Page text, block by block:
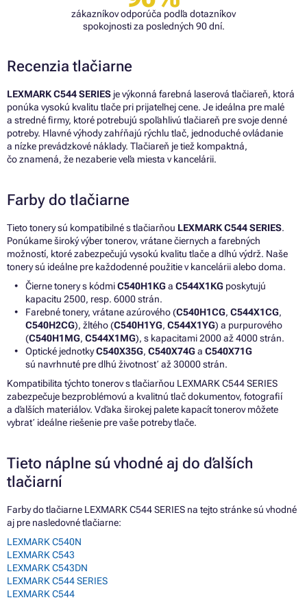
zákazníkov odporúča podľa dotazníkov
spokojnosti za posledných 90 dní.
Recenzia tlačiarne
LEXMARK C544 SERIES je výkonná farebná laserová tlačiareň, ktorá
ponúka vysokú kvalitu tlače pri prijateľnej cene. Je ideálna pre malé
a stredné firmy, ktoré potrebujú spoľahlivú tlačiareň pre svoje denné
potreby. Hlavné výhody zahŕňajú rýchlu tlač, jednoduché ovládanie
a nízke prevádzkové náklady. Tlačiareň je tiež kompaktná,
čo znamená, že nezaberie veľa miesta v kancelárii.
Farby do tlačiarne
Tieto tonery sú kompatibilné s tlačiarňou LEXMARK C544 SERIES.
Ponúkame široký výber tonerov, vrátane čiernych a farebných
možností, ktoré zabezpečujú vysokú kvalitu tlače a dlhú výdrž. Naše
tonery sú ideálne pre každodenné použitie v kancelárii alebo doma.
Čierne tonery s kódmiC540H1KGa C544X1KG poskytujú
kapacitu 2500, resp. 6000 strán.
Farebné tonery, vrátane azúrového (C540H1CG, C544X1CG,
C540H2CG), žltého (C540H1YG, C544X1YG) a purpurového
(C540H1MG, C544X1MG), s kapacitami 2000 až 4000 strán.
Optické jednotkyC540X35G, C540X74Ga C540X71G
sú navrhnuté pre dlhú životnosť až 30000 strán.
Kompatibilita týchto tonerov s tlačiarňou LEXMARK C544 SERIES
zabezpečuje bezproblémovú a kvalitnú tlač dokumentov, fotografií
a ďalších materiálov. Vďaka širokej palete kapacít tonerov môžete
vybrať ideálne riešenie pre vaše potreby tlače.
Tieto náplne sú vhodné aj do ďalších
tlačiarní
Farby do tlačiarne LEXMARK C544 SERIES na tejto stránke sú vhodné
aj pre nasledovné tlačiarne:
LEXMARK C540N
LEXMARK C543
LEXMARK C543DN
LEXMARK C544 SERIES
LEXMARK C544